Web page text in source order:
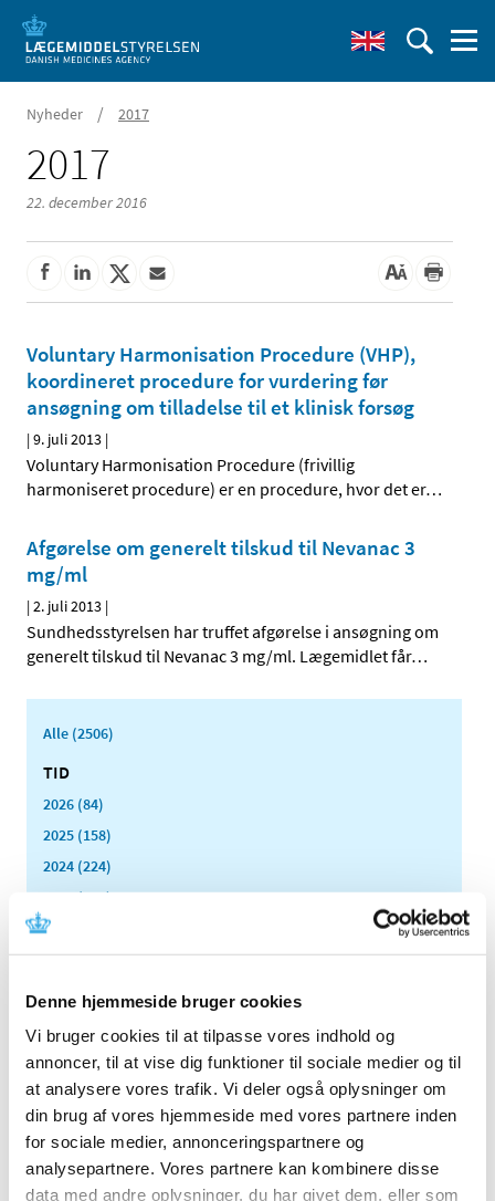
Denne hjemmeside bruger cookies
Vi bruger cookies til at tilpasse vores indhold og
annoncer, til at vise dig funktioner til sociale medier og til
at analysere vores trafik. Vi deler også oplysninger om
din brug af vores hjemmeside med vores partnere inden
for sociale medier, annonceringspartnere og
analysepartnere. Vores partnere kan kombinere disse
data med andre oplysninger, du har givet dem, eller som
Nyheder / 2017
2017
22. december 2016
Voluntary Harmonisation Procedure (VHP),
koordineret procedure for vurdering før
ansøgning om tilladelse til et klinisk forsøg
|9. juli 2013 |
Voluntary Harmonisation Procedure (frivillig
harmoniseret procedure) er en procedure, hvor det er…
Afgørelse om generelt tilskud til Nevanac 3
mg/ml
|2. juli 2013 |
Sundhedsstyrelsen har truffet afgørelse i ansøgning om
generelt tilskud til Nevanac 3 mg/ml. Lægemidlet får…
Alle (2506)
TID
2026 (84)
2025 (158)
2024 (224)
2023 (195)
2022 (197)
2021 (516)
2018 (150)
2017 (167)
2016 (167)
2015 (33)
2014 (44)